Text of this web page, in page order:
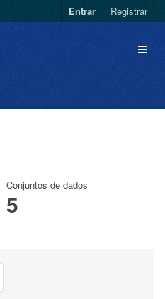
Entrar Registrar
Conjuntos de dados
5